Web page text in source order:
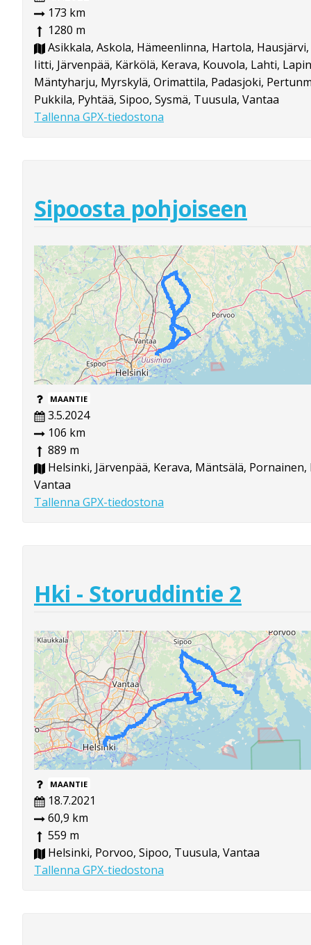
173 km
1280 m
Asikkala, Askola, Hämeenlinna, Hartola,
Iitti, Järvenpää, Kärkölä, Kerava, Kouvola, Lahti,
Mäntyharju, Myrskylä, Orimattila, Padasjoki,
Pukkila, Pyhtää, Sipoo, Sysmä, Tuusula, Vantaa
Tallenna GPX-tiedostona
Sipoosta pohjoiseen
MAANTIE
3.5.2024
106 km
889 m
Helsinki, Järvenpää, Kerava, Mäntsälä,
Vantaa
Tallenna GPX-tiedostona
Hki - Storuddintie 2
MAANTIE
18.7.2021
60,9 km
559 m
Helsinki, Porvoo, Sipoo, Tuusula, Vantaa
Tallenna GPX-tiedostona